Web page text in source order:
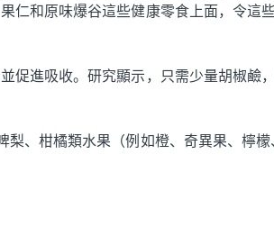
仁和原味爆谷這些健康零食上面，令這
促進吸收。研究顯示，只需少量胡椒
、柑橘類水果（例如橙、奇異果、檸